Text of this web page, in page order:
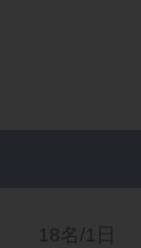
18名/1日